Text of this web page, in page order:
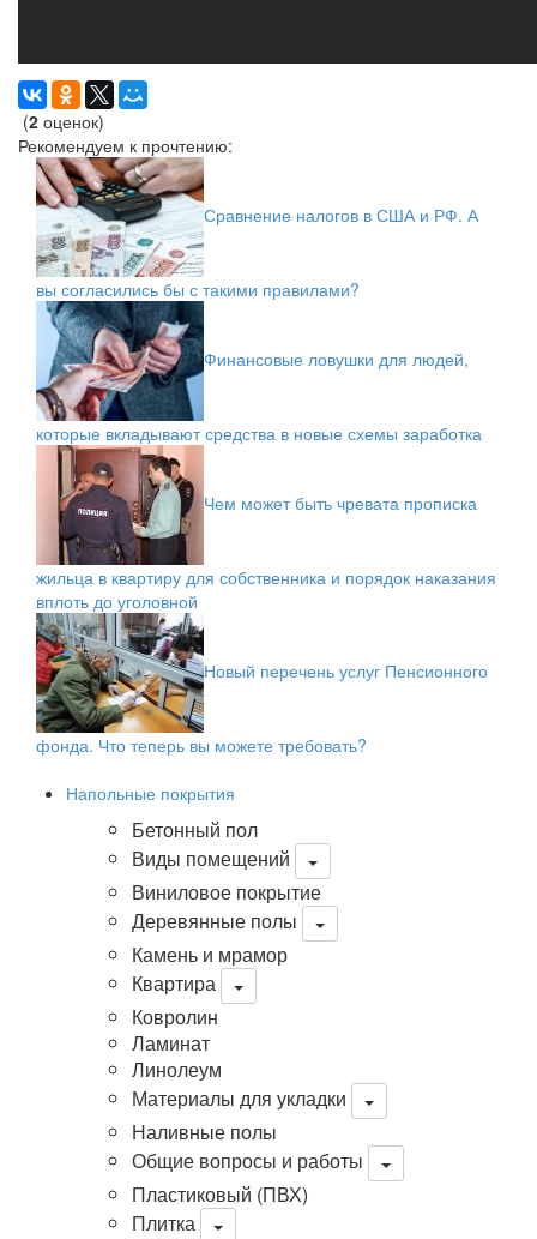
(2 оценок)
Рекомендуем к прочтению:
Сравнение налогов в США и РФ. А
вы согласились бы с такими правилами?
Финансовые ловушки для людей,
которые вкладывают средства в новые схемы заработка
Чем может быть чревата прописка
жильца в квартиру для собственника и порядок наказания
вплоть до уголовной
Новый перечень услуг Пенсионного
фонда. Что теперь вы можете требовать?
Напольные покрытия
Бетонный пол
Виды помещений
Виниловое покрытие
Деревянные полы
Камень и мрамор
Квартира
Ковролин
Ламинат
Линолеум
Материалы для укладки
Наливные полы
Общие вопросы и работы
Пластиковый (ПВХ)
Плитка